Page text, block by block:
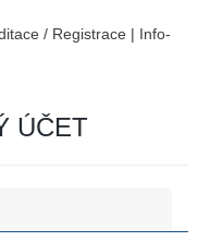
/ Registrace | Info-
ÚČET